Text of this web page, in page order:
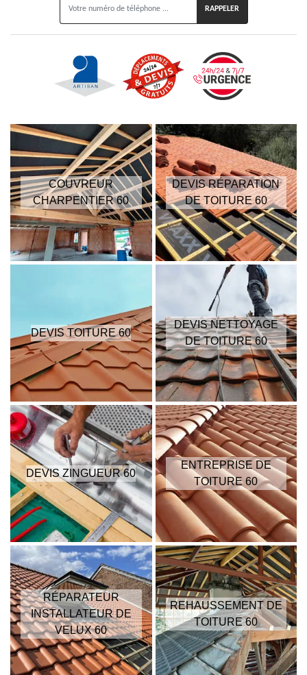
COUVREUR
CHARPENTIER 60
DEVIS RÉPARATION
DE TOITURE 60
DEVIS TOITURE 60
DEVIS NETTOYAGE
DE TOITURE 60
DEVIS ZINGUEUR 60
ENTREPRISE DE
TOITURE 60
RÉPARATEUR
INSTALLATEUR DE
VELUX 60
REHAUSSEMENT DE
TOITURE 60